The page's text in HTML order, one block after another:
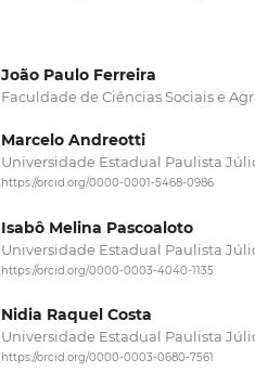
João Paulo Ferreira
Faculdade de Ciências Sociais e
Marcelo Andreotti
Universidade Estadual Paulista
https://orcid.org/0000-0001-5468-0986
Isabô Melina Pascoaloto
Universidade Estadual Paulista
https://orcid.org/0000-0003-4040-1135
Nidia Raquel Costa
Universidade Estadual Paulista
https://orcid.org/0000-0003-0680-7561